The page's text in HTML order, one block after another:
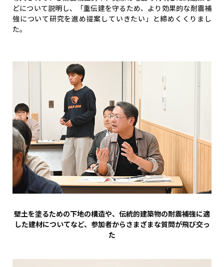
どについて説明し、「重伝建を守るため、より効果的な耐震補
強について研究を進め提案していきたい」と締めくくりまし
た。
壁土を塗るための下地の構造や、伝統的建築物の耐震補強に適
した建材についてなど、参加者からさまざまな質問が飛び交っ
た